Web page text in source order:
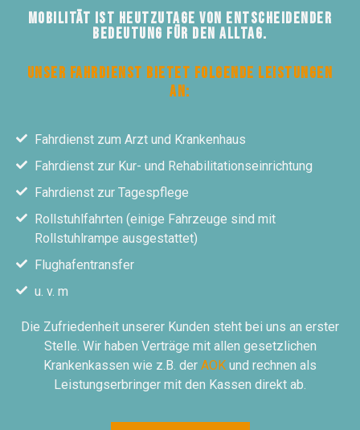
Mobilität ist heutzutage von entscheidender
Bedeutung für den Alltag.
Unser Fahrdienst bietet folgende Leistungen
an:
Fahrdienst zum Arzt und Krankenhaus
Fahrdienst zur Kur- und Rehabilitationseinrichtung
Fahrdienst zur Tagespflege
Rollstuhlfahrten (einige Fahrzeuge sind mit
Rollstuhlrampe ausgestattet)
Flughafentransfer
u. v. m
Die Zufriedenheit unserer Kunden steht bei uns an erster
Stelle. Wir haben Verträge mit allen gesetzlichen
Krankenkassen wie z.B. der AOK und rechnen als
Leistungserbringer mit den Kassen direkt ab.